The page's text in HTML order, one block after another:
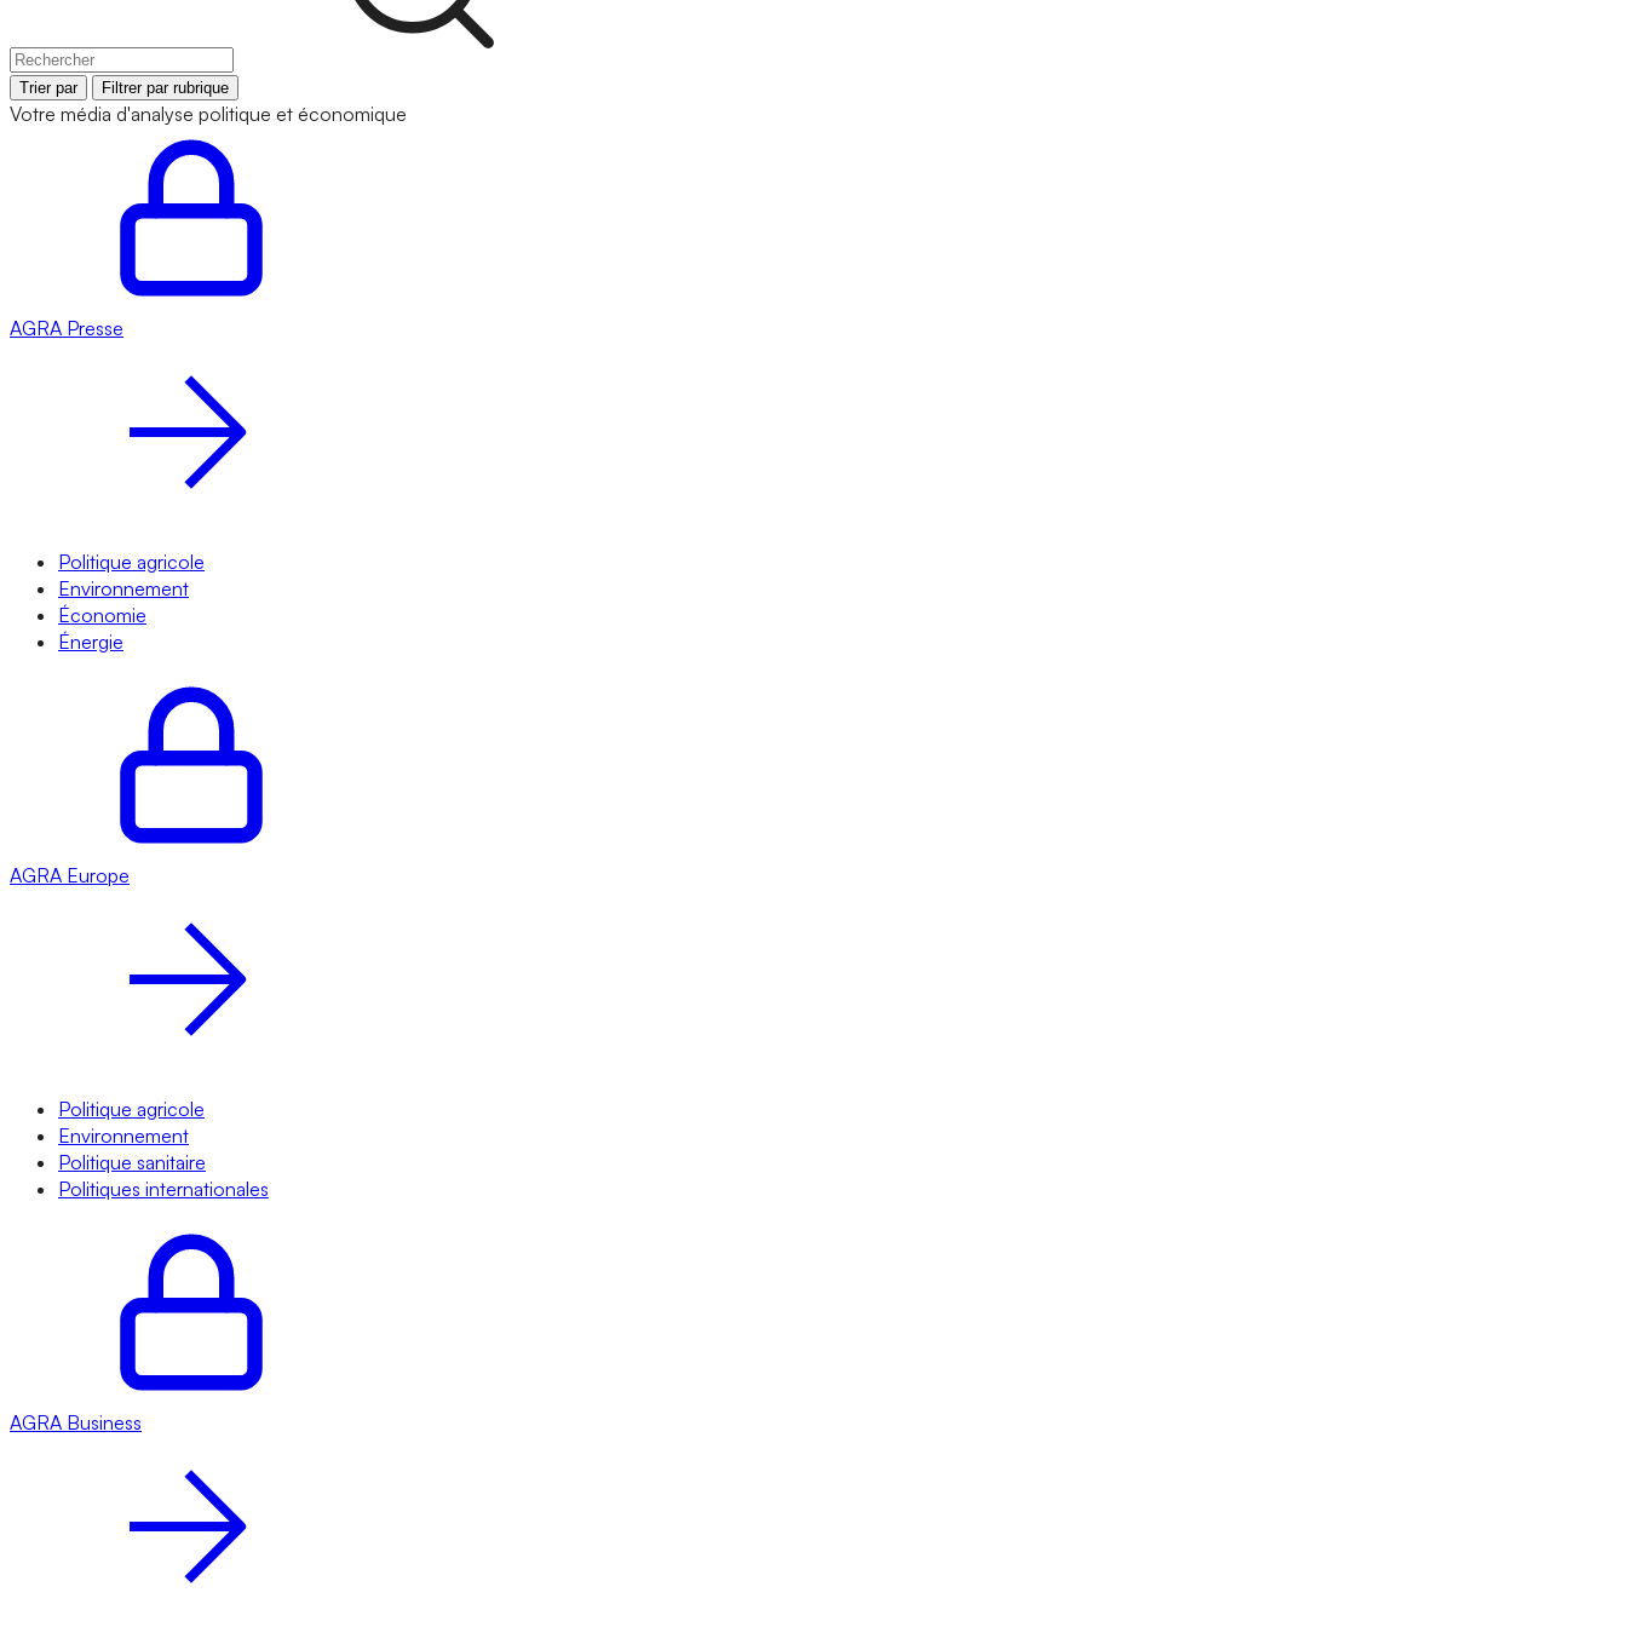
Trier par Filtrer par rubrique
Votre média d'analyse politique et économique
AGRA Presse
Politique agricole
Environnement
Économie
Énergie
AGRA Europe
Politique agricole
Environnement
Politique sanitaire
Politiques internationales
AGRA Business